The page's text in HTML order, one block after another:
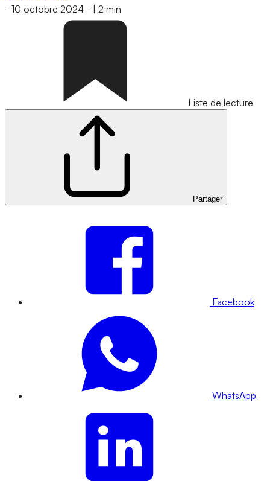
- 10 octobre 2024 - 2 min
Liste de lecture
Partager
Facebook
WhatsApp